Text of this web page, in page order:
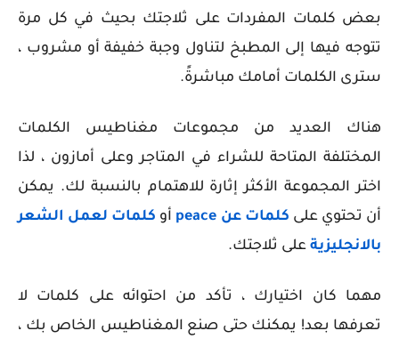
بعض كلمات المفردات على ثلاجتك بحيث في كل مرة
تتوجه فيها إلى المطبخ لتناول وجبة خفيفة أو مشروب ،
سترى الكلمات أمامك مباشرةً.
هناك العديد من مجموعات مغناطيس الكلمات
المختلفة المتاحة للشراء في المتاجر وعلى أمازون ، لذا
اختر المجموعة الأكثر إثارة للاهتمام بالنسبة لك. يمكن
أن تحتوي على كلمات عن peace أو كلمات لعمل الشعر
بالانجليزية على ثلاجتك.
مهما كان اختيارك ، تأكد من احتوائه على كلمات لا
تعرفها بعد! يمكنك حتى صنع المغناطيس الخاص بك ،